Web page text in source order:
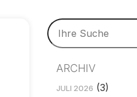
ARCHIV
JULI 2026 (3)